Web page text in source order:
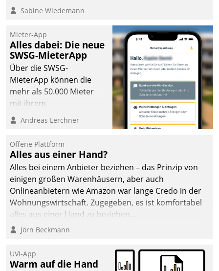
klären. Ein Aspekt ist die betriebliche Optimierung:
Einsparungen durch optimierte und automatisierte
Prozesse. Doch man darf nicht zu viel erwarten: Allein
mit der Einführung einer neuen Software ist es nicht
getan. Die Digitalisierung erfordert von Unternehmen
die Bereitschaft, sich zu überprüfen, zu hinterfragen
und zu verändern.
Sabine Wiedemann
Mieter-App
Alles dabei: Die neue
SWSG-MieterApp
Über die SWSG-
MieterApp können die
mehr als 50.000 Mieter
mit ihrem
Wohnungsunternehmen
kommunizieren, auf dem
einsehen und ändern
oder
Schadensmeldungen
abgeben – rund um die
Uhr.
Andreas Lerchner
Offene Plattform
Alles aus einer Hand?
Alles bei einem Anbieter beziehen – das Prinzip von
einigen großen Warenhäusern, aber auch
Onlineanbietern wie Amazon war lange Credo in der
Wohnungswirtschaft. Zugegeben, es ist komfortabel
alles aus einer Hand zu beziehen...
Jörn Beckmann
UVI-App
Warm auf die Hand